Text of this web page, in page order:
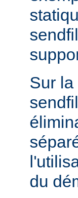
Sur
du